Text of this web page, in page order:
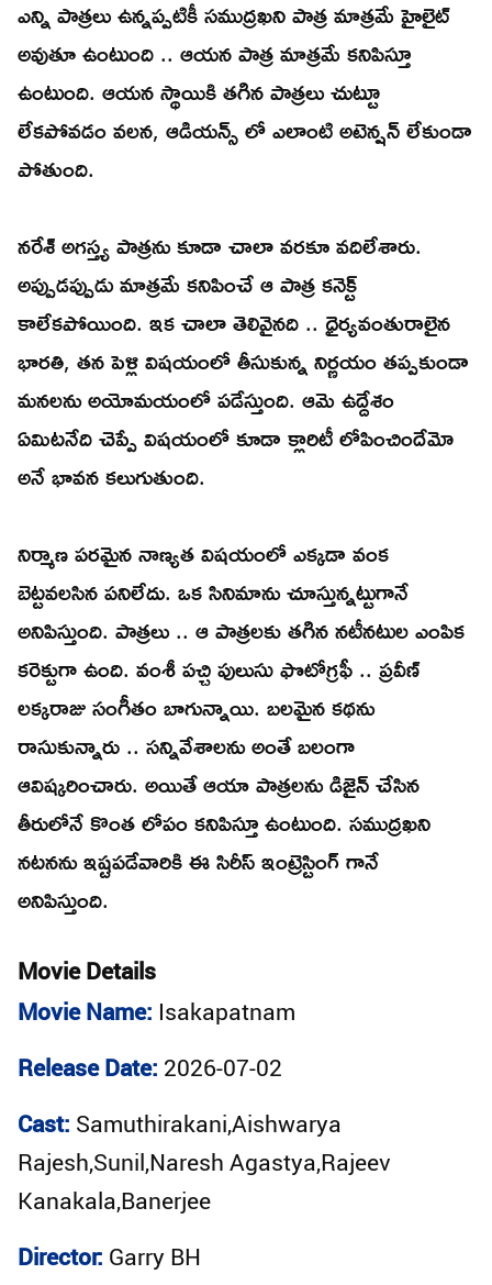
ఎన్ని పాత్రలు ఉన్నప్పటికీ సముద్రఖని పాత్ర మాత్రమే హైలైట్
అవుతూ ఉంటుంది .. ఆయన పాత్ర మాత్రమే కనిపిస్తూ
ఉంటుంది. ఆయన స్థాయికి తగిన పాత్రలు చుట్టూ
లేకపోవడం వలన, ఆడియన్స్ లో ఎలాంటి అటెన్షన్ లేకుండా
పోతుంది.
నరేశ్ అగస్త్య పాత్రను కూడా చాలా వరకూ వదిలేశారు.
అప్పుడప్పుడు మాత్రమే కనిపించే ఆ పాత్ర కనెక్ట్
కాలేకపోయింది. ఇక చాలా తెలివైనది .. ధైర్యవంతురాలైన
భారతి, తన పెళ్లి విషయంలో తీసుకున్న నిర్ణయం తప్పకుండా
మనలను అయోమయంలో పడేస్తుంది. ఆమె ఉద్దేశం
ఏమిటనేది చెప్పే విషయంలో కూడా క్లారిటీ లోపించిందేమో
అనే భావన కలుగుతుంది.
నిర్మాణ పరమైన నాణ్యత విషయంలో ఎక్కడా వంక
బెట్టవలసిన పనిలేదు. ఒక సినిమాను చూస్తున్నట్టుగానే
అనిపిస్తుంది. పాత్రలు .. ఆ పాత్రలకు తగిన నటీనటుల ఎంపిక
కరెక్టుగా ఉంది. వంశీ పచ్చి పులుసు ఫొటోగ్రఫీ .. ప్రవీణ్
లక్కరాజు సంగీతం బాగున్నాయి. బలమైన కథను
రాసుకున్నారు .. సన్నివేశాలను అంతే బలంగా
ఆవిష్కరించారు. అయితే ఆయా పాత్రలను డిజైన్ చేసిన
తీరులోనే కొంత లోపం కనిపిస్తూ ఉంటుంది. సముద్రఖని
నటనను ఇష్టపడేవారికి ఈ సిరీస్ ఇంట్రెస్టింగ్ గానే
అనిపిస్తుంది.
Movie Details
Movie Name: Isakapatnam
Release Date: 2026-07-02
Cast: Samuthirakani,Aishwarya
Rajesh,Sunil,Naresh Agastya,Rajeev
Kanakala,Banerjee
Director: Garry BH